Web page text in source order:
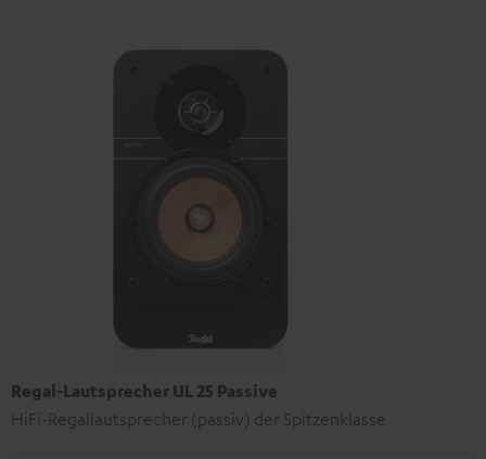
Regal-Lautsprecher UL 25 Passive
HiFi-Regallautsprecher (passiv) der Spitzenklasse